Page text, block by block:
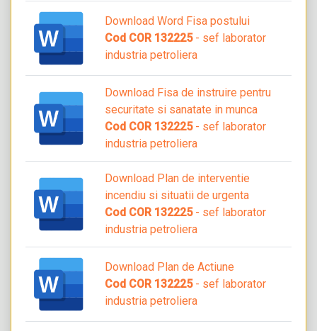
Download Word Fisa postului
Cod COR 132225- sef laborator
industria petroliera
Download Fisa de instruire pentru
securitate si sanatate in munca
Cod COR 132225- sef laborator
industria petroliera
Download Plan de interventie
incendiu si situatii de urgenta
Cod COR 132225- sef laborator
industria petroliera
Download Plan de Actiune
Cod COR 132225- sef laborator
industria petroliera